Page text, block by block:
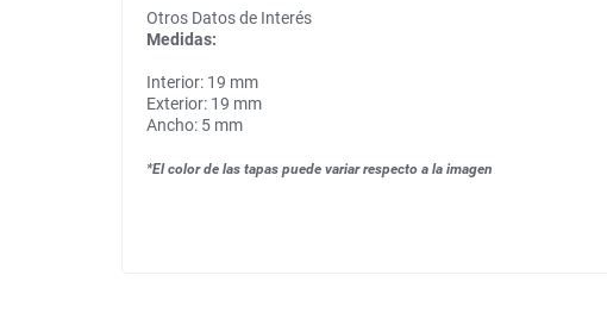
Otros Datos de Interés
Medidas:
Interior: 19 mm
Exterior: 19 mm
Ancho: 5 mm
*El color de las tapas puede variar respecto a la imagen